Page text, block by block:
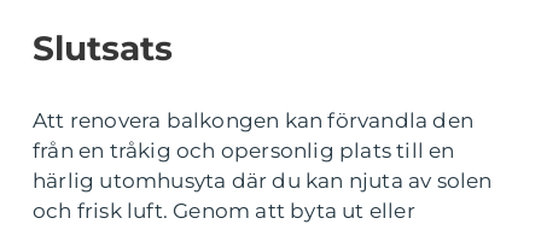
Slutsats
Att renovera balkongen kan förvandla den
från en tråkig och opersonlig plats till en
härlig utomhusyta där du kan njuta av solen
och frisk luft. Genom att byta ut eller